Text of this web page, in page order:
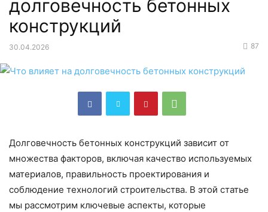
долговечность бетонных
конструкций
30.04.2026 87
Долговечность бетонных конструкций зависит от
множества факторов, включая качество используемых
материалов, правильность проектирования и
соблюдение технологий строительства. В этой статье
мы рассмотрим ключевые аспекты, которые